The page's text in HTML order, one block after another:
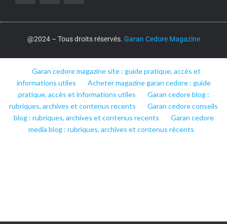
@2024 – Tous droits réservés. Garan Cedore Magazine
Garan cedore magazine site : guide pratique, accès et
informations utiles
Acheter magazine garan cedore : guide
pratique, accès et informations utiles
Garan cedore blog :
rubriques, archives et contenus recents
Garan cedore conseils
blog : rubriques, archives et contenus recents
Garan cedore
media blog : rubriques, archives et contenus récents